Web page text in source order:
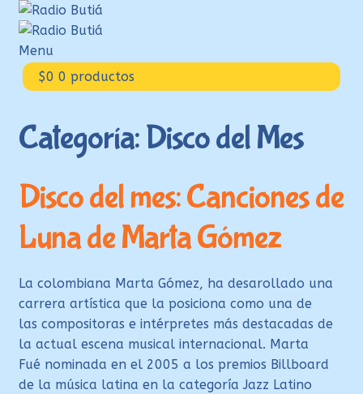
Ir
a
la
navegación
Ir
al
contenido
Menu
Inicio
Armá tu playlist
Propuestas para el aula
Discoteca Digital Butiá
Ayuda
$0 0 productos
Categoría:Disco del Mes
Disco del mes: Canciones de
Luna de Marta Gómez
La colombiana Marta Gómez, ha desarollado una
carrera artística que la posiciona como una de
las compositoras e intérpretes más destacadas de
la actual escena musical internacional. Marta
Fué nominada en el 2005 a los premios Billboard
de la música latina en la categoría Jazz Latino